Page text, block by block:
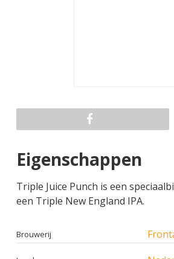
Eigenschappen
Triple Juice Punch is een
een Triple New England IPA.
Brouwerij